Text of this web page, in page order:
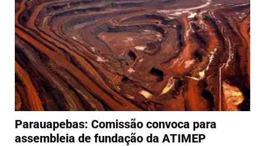
Parauapebas: Comissão convoca para
assembleia de fundação da ATIMEP